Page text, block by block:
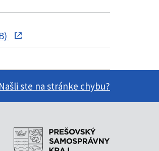
Našli ste na stránke chybu?